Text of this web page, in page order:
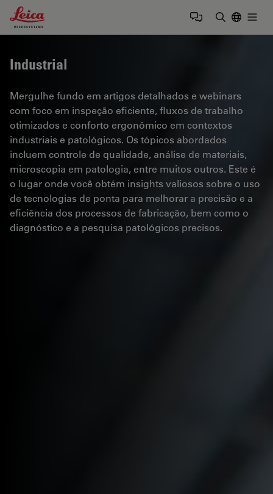
Leica Microsystems Logo
Industrial
Mergulhe fundo em artigos detalhados e webinars
com foco em inspeção eficiente, fluxos de trabalho
otimizados e conforto ergonômico em contextos
industriais e patológicos. Os tópicos abordados
incluem controle de qualidade, análise de materiais,
microscopia em patologia, entre muitos outros. Este é
o lugar onde você obtém insights valiosos sobre o uso
de tecnologias de ponta para melhorar a precisão e a
eficiência dos processos de fabricação, bem como o
diagnóstico e a pesquisa patológicos precisos.